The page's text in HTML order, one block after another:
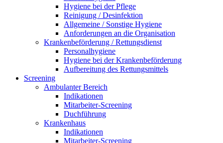
Hygiene bei der Pflege
Reinigung / Desinfektion
Allgemeine / Sonstige Hygiene
Anforderungen an die Organisation
Krankenbeförderung / Rettungsdienst
Personalhygiene
Hygiene bei der Krankenbeförderung
Aufbereitung des Rettungsmittels
Screening
Ambulanter Bereich
Indikationen
Mitarbeiter-Screening
Duchführung
Krankenhaus
Indikationen
Mitarbeiter-Screening